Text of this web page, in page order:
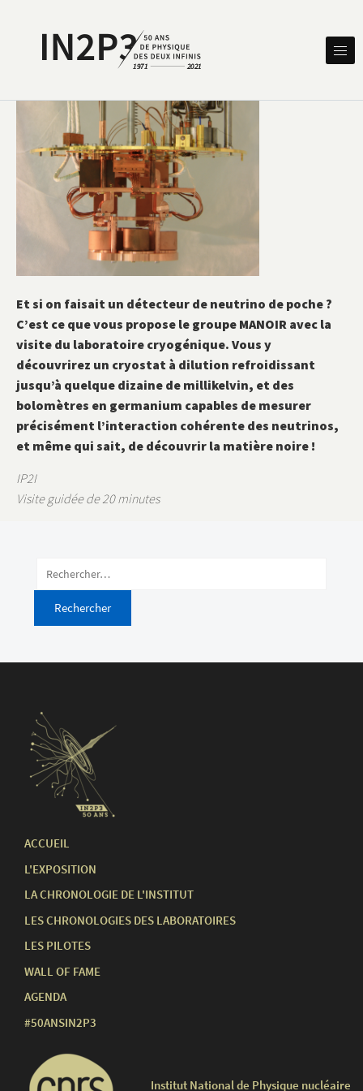
IN2P3 50 ANS DE PHYSIQUE
Et si on faisait un détecteur de neutrino de poche ?
C’est ce que vous propose le groupe MANOIR avec la
visite du laboratoire cryogénique. Vous y
découvrirez un cryostat à dilution refroidissant
jusqu’à quelque dizaine de millikelvin, et des
bolomètres en germanium capables de mesurer
précisément l’interaction cohérente des neutrinos,
et même qui sait, de découvrir la matière noire !
IP2I
Visite guidée de 20 minutes
ACCUEIL
L'EXPOSITION
LA CHRONOLOGIE DE L'INSTITUT
LES CHRONOLOGIES DES LABORATOIRES
LES PILOTES
WALL OF FAME
AGENDA
#50ANSIN2P3
Institut National de Physique nucléaire